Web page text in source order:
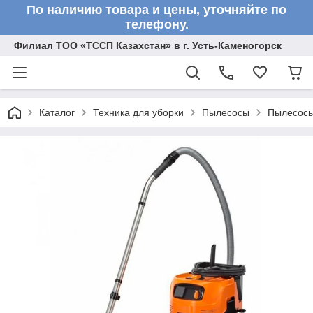
По наличию товара и цены, уточняйте по
телефону.
Филиал ТОО «ТССП Казахстан» в г. Усть-Каменогорск
Каталог Техника для уборки Пылесосы